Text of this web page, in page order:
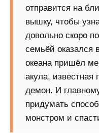
отправится на
вышку, чтобы
довольно скоро
семьёй оказался
океана пришёл
акула,
демон. И
придумать
монстром и